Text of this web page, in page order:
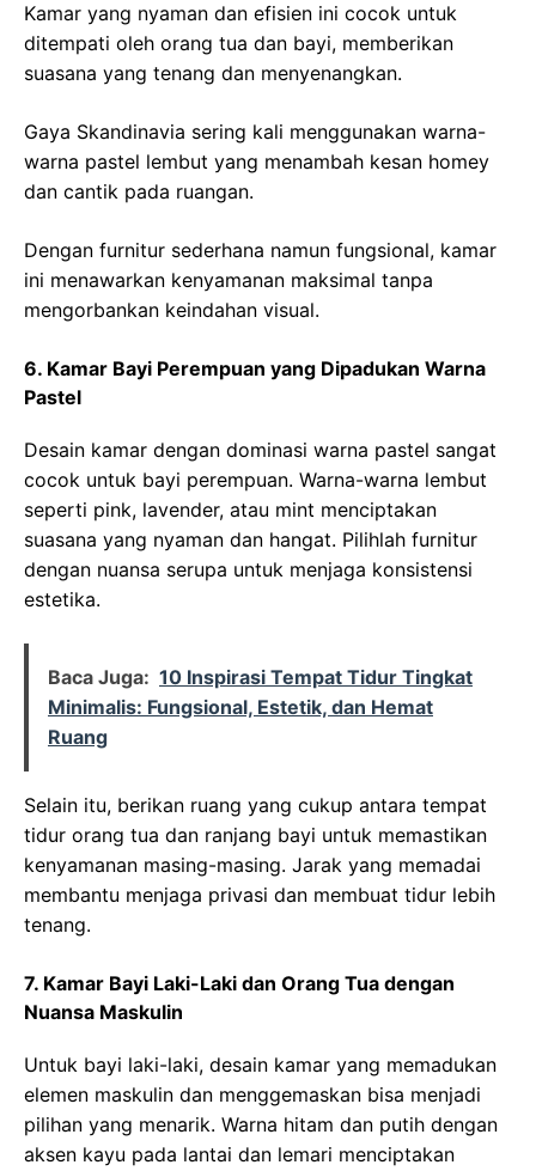
Kamar yang nyaman dan efisien ini cocok untuk
ditempati oleh orang tua dan bayi, memberikan
suasana yang tenang dan menyenangkan.
Gaya Skandinavia sering kali menggunakan warna-
warna pastel lembut yang menambah kesan homey
dan cantik pada ruangan.
Dengan furnitur sederhana namun fungsional, kamar
ini menawarkan kenyamanan maksimal tanpa
mengorbankan keindahan visual.
6. Kamar Bayi Perempuan yang Dipadukan Warna
Pastel
Desain kamar dengan dominasi warna pastel sangat
cocok untuk bayi perempuan. Warna-warna lembut
seperti pink, lavender, atau mint menciptakan
suasana yang nyaman dan hangat. Pilihlah furnitur
dengan nuansa serupa untuk menjaga konsistensi
estetika.
Baca Juga: 10 Inspirasi Tempat Tidur Tingkat
Minimalis: Fungsional, Estetik, dan Hemat
Ruang
Selain itu, berikan ruang yang cukup antara tempat
tidur orang tua dan ranjang bayi untuk memastikan
kenyamanan masing-masing. Jarak yang memadai
membantu menjaga privasi dan membuat tidur lebih
tenang.
7. Kamar Bayi Laki-Laki dan Orang Tua dengan
Nuansa Maskulin
Untuk bayi laki-laki, desain kamar yang memadukan
elemen maskulin dan menggemaskan bisa menjadi
pilihan yang menarik. Warna hitam dan putih dengan
aksen kayu pada lantai dan lemari menciptakan